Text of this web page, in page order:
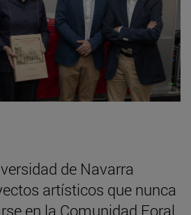
de Navarra
artísticos que nunca
en la Comunidad Foral